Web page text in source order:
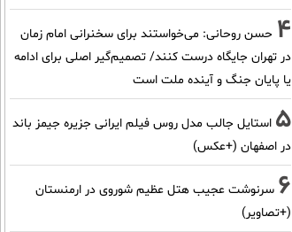
4 حسن روحانی: می‌خواستند برای سخنرانی امام زمان
در تهران جایگاه درست کنند/ تصمیم‌گیر اصلی برای ادامه
یا پایان جنگ و آینده ملت است
5 استایل جالب مدل روس فیلم ایرانی جزیره جیمز باند
در اصفهان (+عکس)
6 سرنوشت عجیب هتل عظیم شوروی در ارمنستان
(+تصاویر)